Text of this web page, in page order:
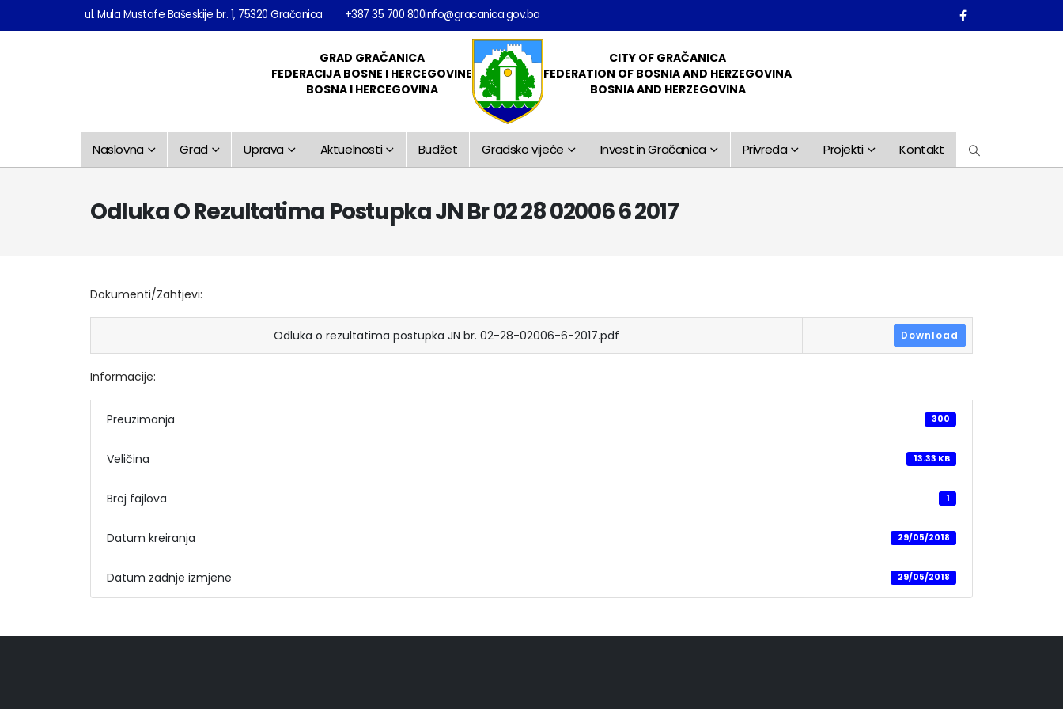
ul. Mula Mustafe Bašeskije br. 1, 75320 Gračanica +387 35 700 800info@gracanica.gov.ba
GRAD GRAČANICA
FEDERACIJA BOSNE I HERCEGOVINE
BOSNA I HERCEGOVINA
CITY OF GRAČANICA
FEDERATION OF BOSNIA AND HERZEGOVINA
BOSNIA AND HERZEGOVINA
Naslovna Grad Uprava Aktuelnosti Budžet Gradsko vijeće Invest in Gračanica Privreda Projekti Kontakt
Odluka O Rezultatima Postupka JN Br 02 28 02006 6 2017
Dokumenti/Zahtjevi:
Odluka o rezultatima postupka JN br. 02-28-02006-6-2017.pdf Download
Informacije:
Preuzimanja 300
Veličina 13.33 KB
Broj fajlova 1
Datum kreiranja 29/05/2018
Datum zadnje izmjene 29/05/2018